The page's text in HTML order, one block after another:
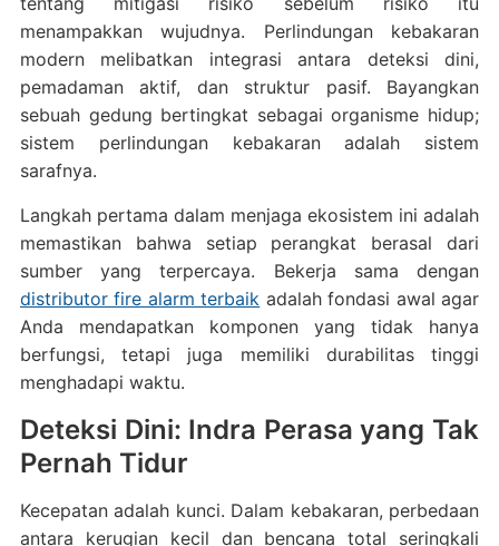
menampakkan wujudnya. Perlindungan kebakaran
modern melibatkan integrasi antara deteksi dini,
pemadaman aktif, dan struktur pasif. Bayangkan
sebuah gedung bertingkat sebagai organisme hidup;
sistem perlindungan kebakaran adalah sistem
sarafnya.
Langkah pertama dalam menjaga ekosistem ini adalah
memastikan bahwa setiap perangkat berasal dari
sumber yang terpercaya. Bekerja sama dengan
distributor fire alarm terbaik adalah fondasi awal agar
Anda mendapatkan komponen yang tidak hanya
berfungsi, tetapi juga memiliki durabilitas tinggi
menghadapi waktu.
Deteksi Dini: Indra Perasa yang Tak
Pernah Tidur
Kecepatan adalah kunci. Dalam kebakaran, perbedaan
antara kerugian kecil dan bencana total seringkali